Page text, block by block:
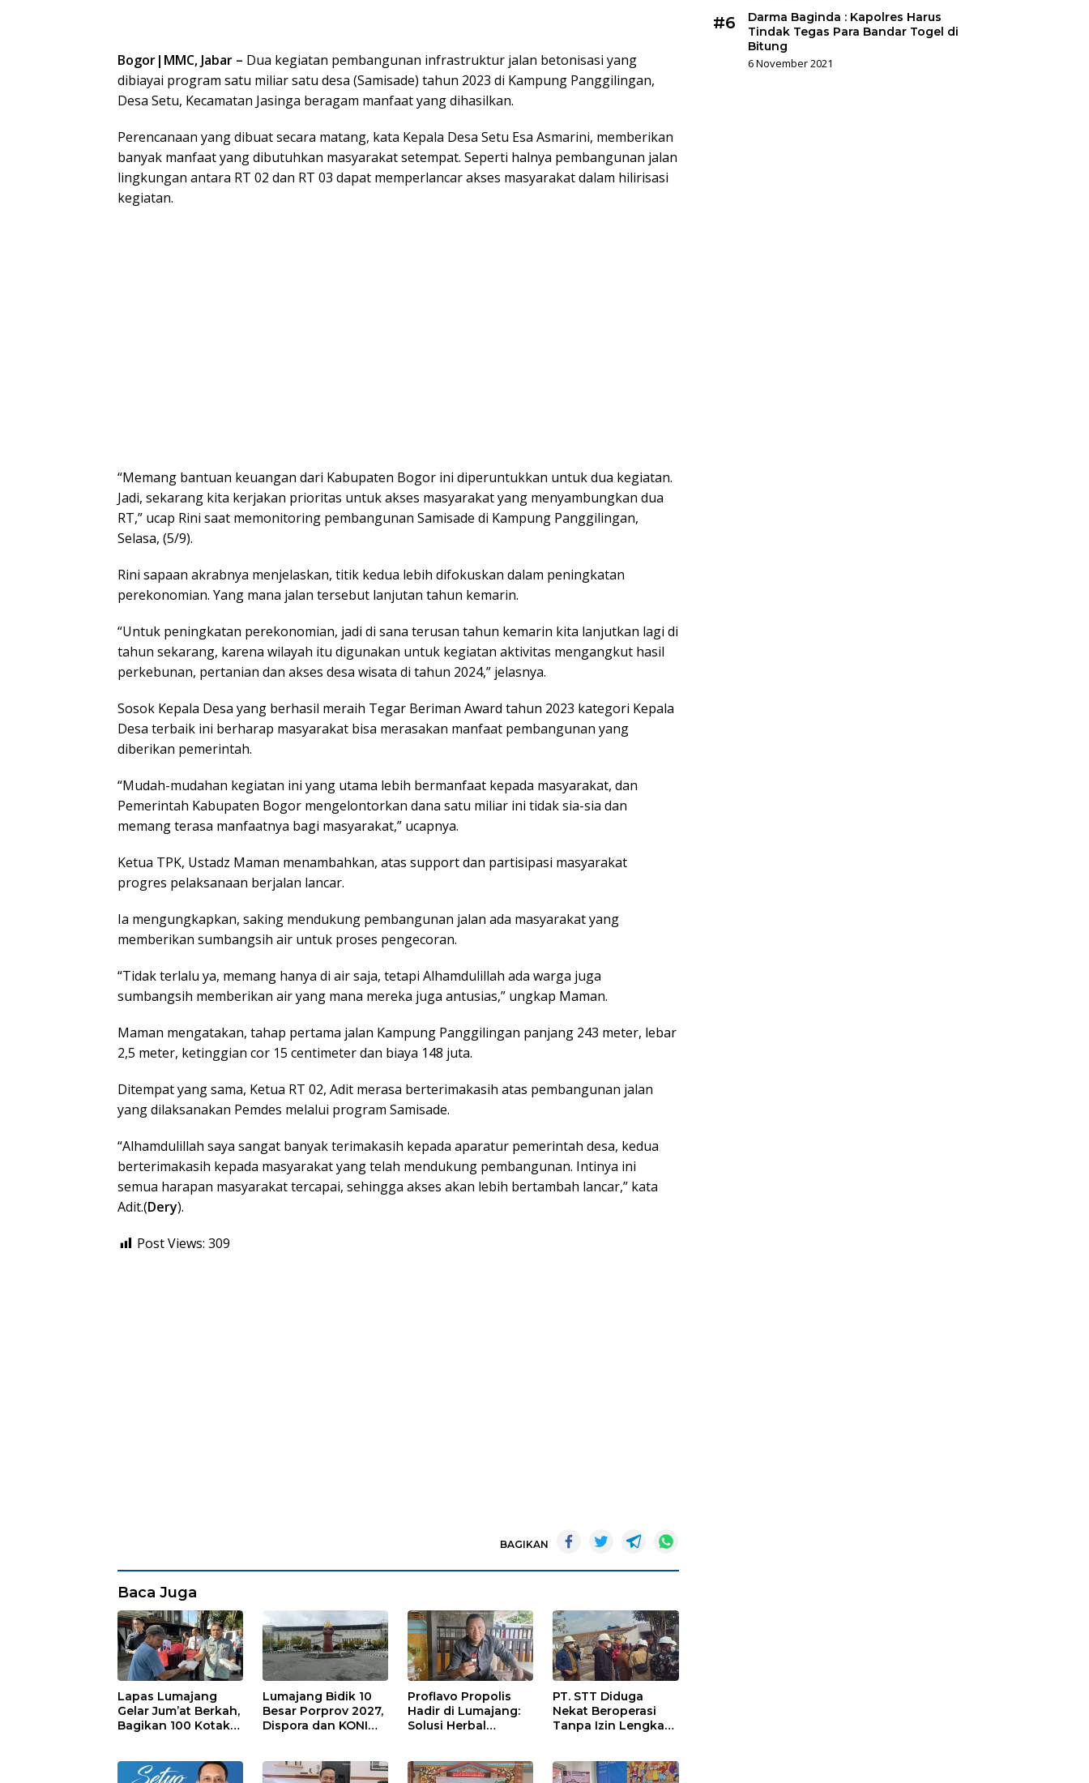
Bogor|MMC, Jabar – Dua kegiatan pembangunan infrastruktur jalan betonisasi yang
dibiayai program satu miliar satu desa (Samisade) tahun 2023 di Kampung Panggilingan,
Desa Setu, Kecamatan Jasinga beragam manfaat yang dihasilkan.
Perencanaan yang dibuat secara matang, kata Kepala Desa Setu Esa Asmarini, memberikan
banyak manfaat yang dibutuhkan masyarakat setempat. Seperti halnya pembangunan jalan
lingkungan antara RT 02 dan RT 03 dapat memperlancar akses masyarakat dalam hilirisasi
kegiatan.
“Memang bantuan keuangan dari Kabupaten Bogor ini diperuntukkan untuk dua kegiatan.
Jadi, sekarang kita kerjakan prioritas untuk akses masyarakat yang menyambungkan dua
RT,” ucap Rini saat memonitoring pembangunan Samisade di Kampung Panggilingan,
Selasa, (5/9).
Rini sapaan akrabnya menjelaskan, titik kedua lebih difokuskan dalam peningkatan
perekonomian. Yang mana jalan tersebut lanjutan tahun kemarin.
“Untuk peningkatan perekonomian, jadi di sana terusan tahun kemarin kita lanjutkan lagi di
tahun sekarang, karena wilayah itu digunakan untuk kegiatan aktivitas mengangkut hasil
perkebunan, pertanian dan akses desa wisata di tahun 2024,” jelasnya.
Sosok Kepala Desa yang berhasil meraih Tegar Beriman Award tahun 2023 kategori Kepala
Desa terbaik ini berharap masyarakat bisa merasakan manfaat pembangunan yang
diberikan pemerintah.
“Mudah-mudahan kegiatan ini yang utama lebih bermanfaat kepada masyarakat, dan
Pemerintah Kabupaten Bogor mengelontorkan dana satu miliar ini tidak sia-sia dan
memang terasa manfaatnya bagi masyarakat,” ucapnya.
Ketua TPK, Ustadz Maman menambahkan, atas support dan partisipasi masyarakat
progres pelaksanaan berjalan lancar.
Ia mengungkapkan, saking mendukung pembangunan jalan ada masyarakat yang
memberikan sumbangsih air untuk proses pengecoran.
“Tidak terlalu ya, memang hanya di air saja, tetapi Alhamdulillah ada warga juga
sumbangsih memberikan air yang mana mereka juga antusias,” ungkap Maman.
Maman mengatakan, tahap pertama jalan Kampung Panggilingan panjang 243 meter, lebar
2,5 meter, ketinggian cor 15 centimeter dan biaya 148 juta.
Ditempat yang sama, Ketua RT 02, Adit merasa berterimakasih atas pembangunan jalan
yang dilaksanakan Pemdes melalui program Samisade.
“Alhamdulillah saya sangat banyak terimakasih kepada aparatur pemerintah desa, kedua
berterimakasih kepada masyarakat yang telah mendukung pembangunan. Intinya ini
semua harapan masyarakat tercapai, sehingga akses akan lebih bertambah lancar,” kata
Adit.(Dery).
Post Views: 309
BAGIKAN
Baca Juga
Lapas Lumajang
Gelar Jum’at Berkah,
Bagikan 100 Kotak
Lumajang Bidik 10
Besar Porprov 2027,
Dispora dan KONI
Proflavo Propolis
Hadir di Lumajang:
Solusi Herbal
Kesehatan
PT. STT Diduga
Nekat Beroperasi
Tanpa Izin Lengkap,
#6
Darma Baginda : Kapolres Harus
Tindak Tegas Para Bandar Togel di
Bitung
6 November 2021